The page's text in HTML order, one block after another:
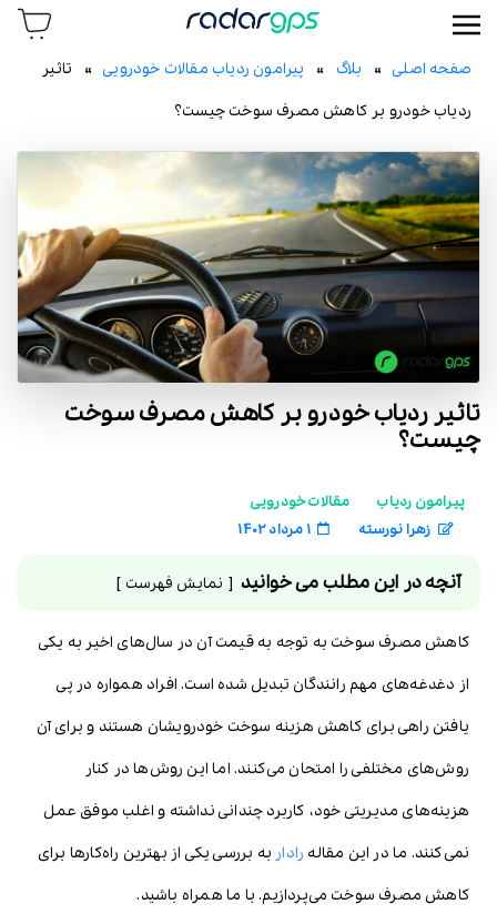
رادار جی پی اس
صفحه اصلی» بلاگ » پیرامون ردیاب مقالات خودرویی » تاثیر
ردیاب خودرو بر کاهش مصرف سوخت چیست؟
تاثیر ردیاب خودرو بر کاهش مصرف سوخت
چیست؟
پیرامون ردیاب
مقالات خودرویی
زهرا نورسته
1 مرداد 1402
آنچه در این مطلب می خوانید نمایش فهرست
کاهش مصرف سوخت به توجه به قیمت آن در سال‌های اخیر به یکی
از دغدغه‌های مهم رانندگان تبدیل شده است. افراد همواره در پی
یافتن راهی برای کاهش هزینه سوخت خودرویشان هستند و برای آن
روش‌های مختلفی را امتحان می‌کنند. اما این روش‌ها در کنار
هزینه‌های مدیریتی خود، کاربرد چندانی نداشته و اغلب موفق عمل
نمی‌کنند. ما در این مقاله رادار به بررسی یکی از بهترین راه‌کارها برای
کاهش مصرف سوخت می‌پردازیم. با ما همراه باشید.